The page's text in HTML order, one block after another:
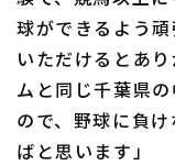
利用規約
球ができるよう
いただけるとあ
ムと同じ千葉県
ので、野球に負
ばと思います」